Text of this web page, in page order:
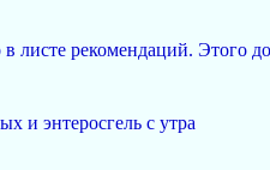
листе рекомендаций. Этого
и энтеросгель с утра